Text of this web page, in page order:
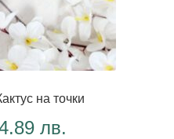
на точки
лв.